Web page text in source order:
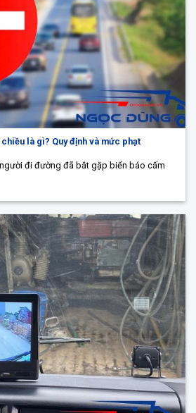
là gì? Quy định và mức phạt
đi đường đã bắt gặp biển báo cấm